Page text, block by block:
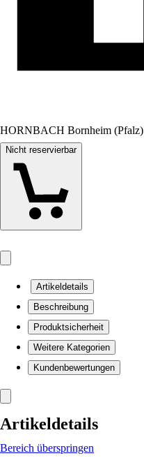
HORNBACH Bornheim (Pfalz)
Nicht reservierbar
Artikeldetails
Beschreibung
Produktsicherheit
Weitere Kategorien
Kundenbewertungen
Artikeldetails
Bereich überspringen